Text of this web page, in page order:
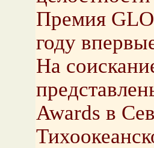
Премия
году
На
Awards в